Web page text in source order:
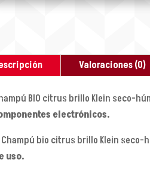
Valoraciones (0)
BIO citrus brillo Klein seco-
electrónicos.
Champú bio citrus brillo Klein
uso.